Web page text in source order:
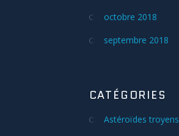
octobre 2018
septembre 2018
CATÉGORIES
Astéroïdes troyens